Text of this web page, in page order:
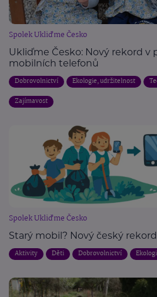
Spolek Ukliďme Česko
Ukliďme Česko: Nový rekord v
mobilních telefonů
Dobrovolnictví Ekologie, udržitelnost
Zajímavost
Spolek Ukliďme Česko
Starý mobil? Nový český rekord
Aktivity Děti Dobrovolnictví